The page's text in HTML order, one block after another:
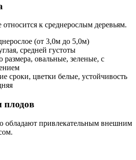
к среднерослым деревьям.
(от 3,0м до 5,0м)
средней густоты
размера, овальные, зеленые, с
сроки, цветки белые, устойчивость
плодов
обладают привлекательным внешним